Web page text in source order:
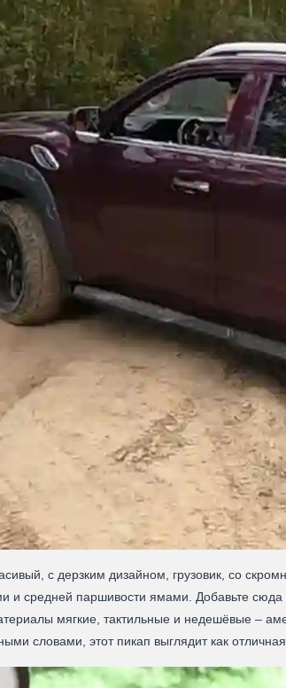
с дерзким дизайном, грузовик, со
и средней паршивости ямами. Добавьте
мягкие, тактильные и недешёвые –
словами, этот пикап выглядит как